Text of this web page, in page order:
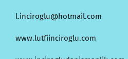
l.inciroglu@hotmail.com
www.lutfiinciroglu.com